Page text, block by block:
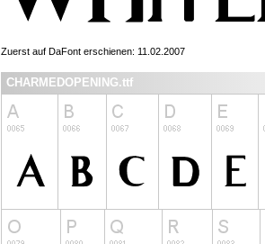
Zuerst auf DaFont erschienen: 11.02.2007
CHARMEDOPENING.ttf